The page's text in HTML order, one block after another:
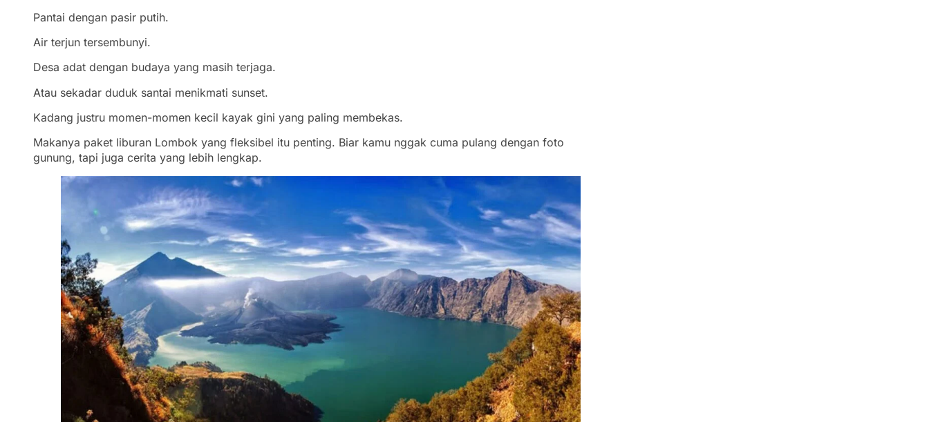
Pantai dengan pasir putih.
Air terjun tersembunyi.
Desa adat dengan budaya yang masih terjaga.
Atau sekadar duduk santai menikmati sunset.
Kadang justru momen-momen kecil kayak gini yang paling membekas.
Makanya paket liburan Lombok yang fleksibel itu penting. Biar kamu nggak cuma pulang dengan foto
gunung, tapi juga cerita yang lebih lengkap.